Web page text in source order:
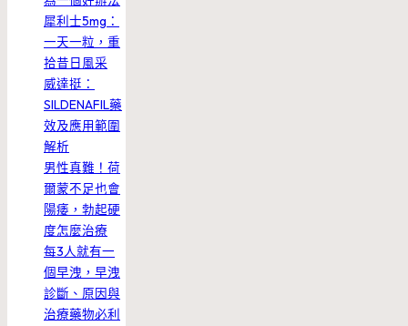
犀利士5mg：
一天一粒，重
拾昔日風采
威達挺：
SILDENAFIL藥
效及應用範圍
解析
男性真難！荷
爾蒙不足也會
陽痿，勃起硬
度怎麼治療
每3人就有一
個早洩，早洩
診斷、原因與
治療藥物必利